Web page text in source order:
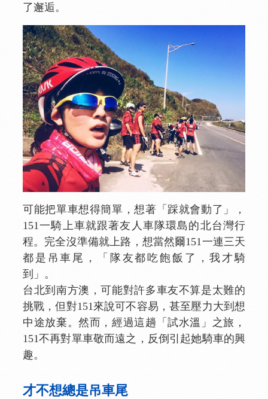
了邂逅。
可能把單車想得簡單，想著「踩就會動了」，
151一騎上車就跟著友人車隊環島的北台灣行
程。完全沒準備就上路，想當然爾151一連三天
都是吊車尾，「隊友都吃飽飯了，我才騎
到」。
台北到南方澳，可能對許多車友不算是太難的
挑戰，但對151來說可不容易，甚至壓力大到想
中途放棄。然而，經過這趟「試水溫」之旅，
151不再對單車敬而遠之，反倒引起她騎車的興
趣。
才不想總是吊車尾